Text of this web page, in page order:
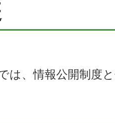
は、情報公開制度